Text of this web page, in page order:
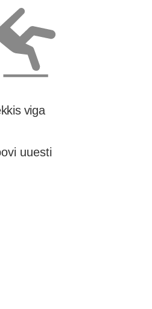
viga
uuesti